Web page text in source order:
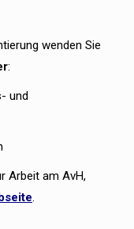
wenden Sie
:
und
am AvH,
.